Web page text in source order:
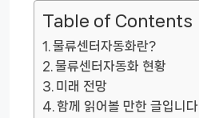
Table of Contents
물류센터자동화란?
물류센터자동화 현황
미래 전망
함께 읽어볼 만한 글입니다